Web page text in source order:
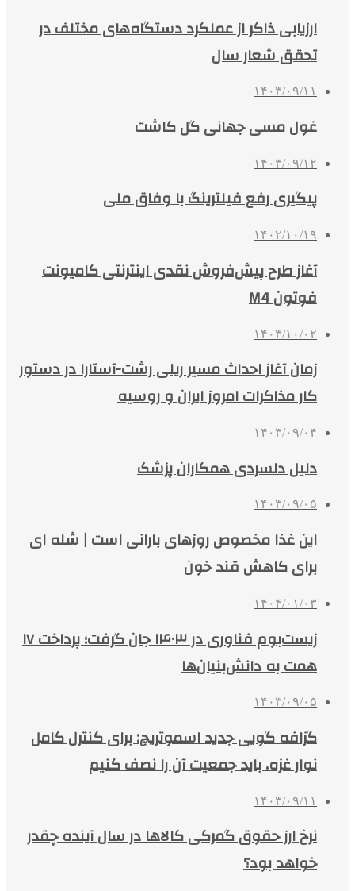
ارزیابی ذاکر از عملکرد دستگاه‌های مختلف در
تحقق شعار سال
۱۴۰۳/۰۹/۱۱
غول مسی جهانی گل کاشت
۱۴۰۳/۰۹/۱۲
پیگیری رفع فیلترینگ با وفاق ملی
۱۴۰۲/۱۰/۱۹
آغاز طرح پیش‌فروش نقدی اینترنتی کامیونت
فوتون M4
۱۴۰۳/۱۰/۰۲
زمان آغاز احداث مسیر ریلی رشت-آستارا در دستور
کار مذاکرات امروز ایران و روسیه
۱۴۰۳/۰۹/۰۴
دلیل دلسردی همکاران پزشک
۱۴۰۳/۰۹/۰۵
این غذا مخصوص روزهای بارانی است | شله ای
برای کاهش قند خون
۱۴۰۴/۰۱/۰۳
زیست‌بوم فناوری در ۱۴۰۳ جان گرفت؛ پرداخت ۱۷
همت به دانش‌بنیان‌ها
۱۴۰۳/۰۹/۰۵
گزافه گویی جدید اسموتریچ: برای کنترل کامل
نوار غزه، باید جمعیت آن را نصف کنیم
۱۴۰۳/۰۹/۱۱
نرخ ارز حقوق گمرکی کالاها در سال آینده چقدر
خواهد بود؟